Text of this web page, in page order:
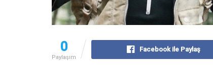
0
Paylaşım
Facebook ile Paylaş